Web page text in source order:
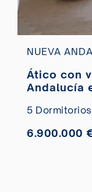
NUEVA
Ático con
Andalucía
5
6.900.000 €